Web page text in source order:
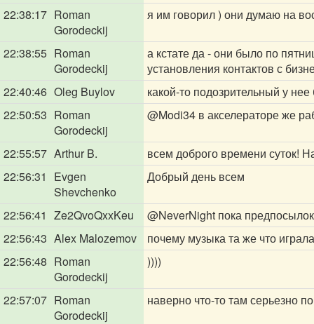
22:38:17 Roman
Gorodeckij
я им говорил ) они думаю на
22:38:55 Roman
Gorodeckij
а кстате да - они было по
установления контактов с
22:40:46 Oleg Buylov
какой-то подозрительный у нее
22:50:53 Roman
Gorodeckij
@Modi34 в акселераторе же
22:55:57 Arthur B.
всем доброго времени суток!
22:56:31
Evgen
Shevchenko
Добрый день всем
22:56:41 Ze2QvoQxxKeu @NeverNight пока
22:56:43 Alex Malozemov
почему музыка та же что
22:56:48 Roman
Gorodeckij
))))
22:57:07 Roman
Gorodeckij
наверно что-то там серьезно